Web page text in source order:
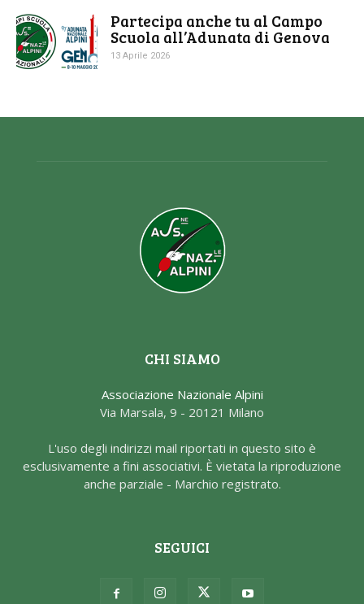
Partecipa anche tu al Campo
Scuola all’Adunata di Genova
13 Aprile 2026
CHI SIAMO
Associazione Nazionale Alpini
Via Marsala, 9 - 20121 Milano
L'uso degli indirizzi mail riportati in questo sito è
esclusivamente a fini associativi. È vietata la riproduzione
anche parziale - Marchio registrato.
SEGUICI